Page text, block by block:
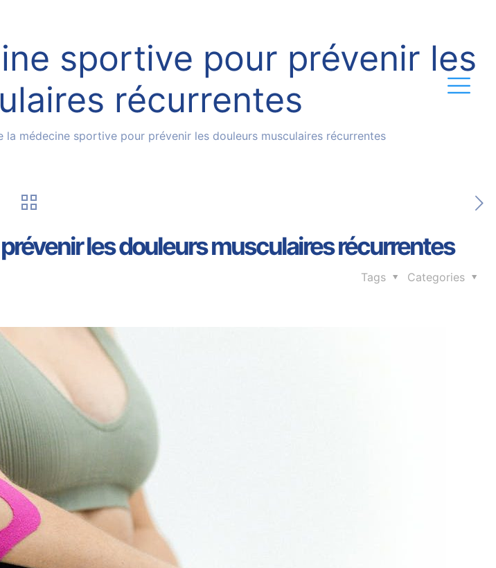
sportive pour prévenir les
récurrentes
la médecine sportive pour prévenir les douleurs musculaires récurrentes
les douleurs musculaires récurrentes
Categories
Tags